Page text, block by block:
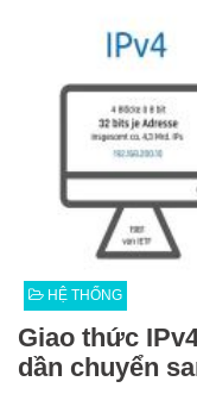
HỆ THỐNG
Giao thức
dần chuyển